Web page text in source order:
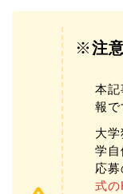
※注
本記
報で
大
学自
応募
式の